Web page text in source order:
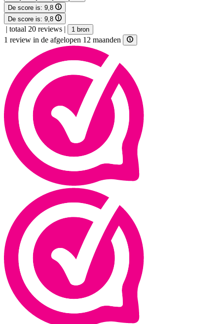
De score is: 9,8
De score is: 9,8
| totaal 20 reviews | 1 bron
1 review in de afgelopen 12 maanden